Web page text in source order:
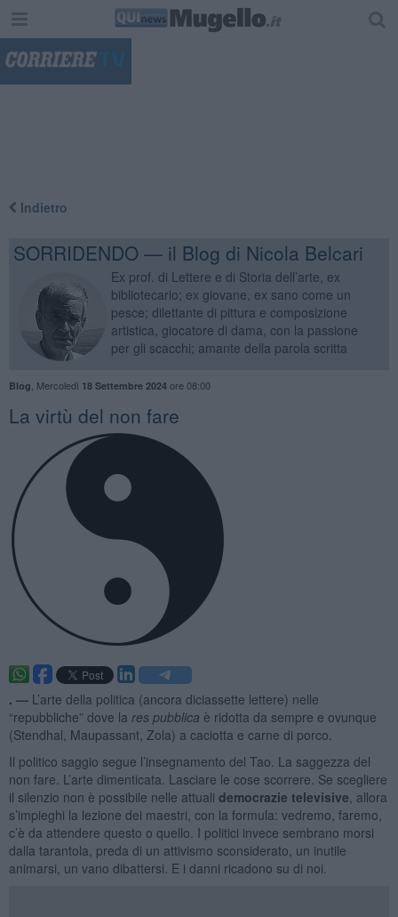
Indietro
SORRIDENDO — il Blog di Nicola Belcari
Ex prof. di Lettere e di Storia dell’arte, ex
bibliotecario; ex giovane, ex sano come un
pesce; dilettante di pittura e composizione
artistica, giocatore di dama, con la passione
per gli scacchi; amante della parola scritta
Blog Mercoledì 18 Settembre 2024ore 08:00
La virtù del non fare
. — L’arte della politica (ancora diciassette lettere) nelle
“repubbliche” dove la res pubblica è ridotta da sempre e ovunque
(Stendhal, Maupassant, Zola) a caciotta e carne di porco.
Il politico saggio segue l’insegnamento del Tao. La saggezza del
non fare. L’arte dimenticata. Lasciare le cose scorrere. Se scegliere
il silenzio non è possibile nelle attuali democrazie televisive , allora
s’impieghi la lezione dei maestri, con la formula: vedremo, faremo,
c’è da attendere questo o quello. I politici invece sembrano morsi
dalla tarantola, preda di un attivismo sconsiderato, un inutile
animarsi, un vano dibattersi. E i danni ricadono su di noi.